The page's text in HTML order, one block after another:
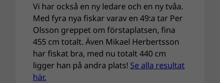
Vi har också en ny ledare och en ny tvåa.
Med fyra nya fiskar varav en 49:a tar Per
Olsson greppet om förstaplatsen, fina
455 cm totalt. Även Mikael Herbertsson
har fiskat bra, med nu totalt 440 cm
ligger han på andra plats! Se alla resultat
här.